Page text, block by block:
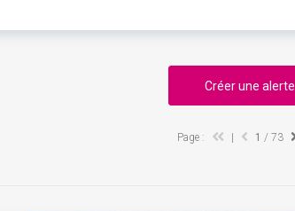
Créer une alerte
Page : 1 / 73